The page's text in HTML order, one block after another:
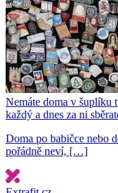
Nemáte doma v šuplíku
každý a dnes za ni
Doma po babičce nebo
pořádně neví, […]